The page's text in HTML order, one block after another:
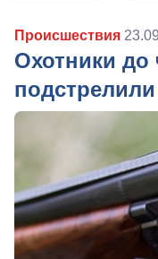
Происшествия
Охотники до